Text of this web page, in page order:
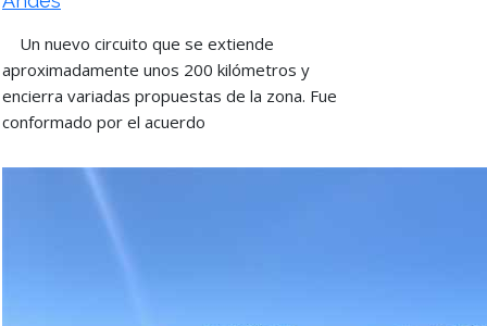
Un nuevo circuito que se extiende
aproximadamente unos 200 kilómetros y
encierra variadas propuestas de la zona. Fue
conformado por el acuerdo